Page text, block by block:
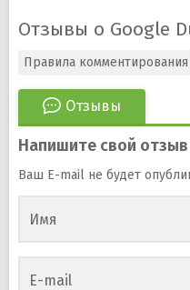
Отзывы о Google
Отзывы
Правила комментирования
Напишите свой
Ваш E-mail не будет
Имя
E-mail